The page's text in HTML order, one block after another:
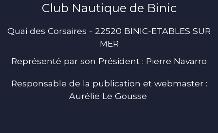
Club Nautique de Binic
Quai des Corsaires - 22520 BINIC-ETABLES SUR
MER
Représenté par son Président : Pierre Navarro
Responsable de la publication et webmaster :
Aurélie Le Gousse